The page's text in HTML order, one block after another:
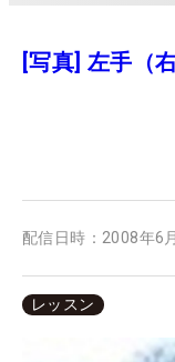
[写真] 左手（
配信日時： 2008年6
レッスン